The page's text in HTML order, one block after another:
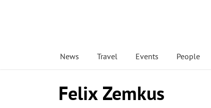
News Travel Events People
Felix Zemkus